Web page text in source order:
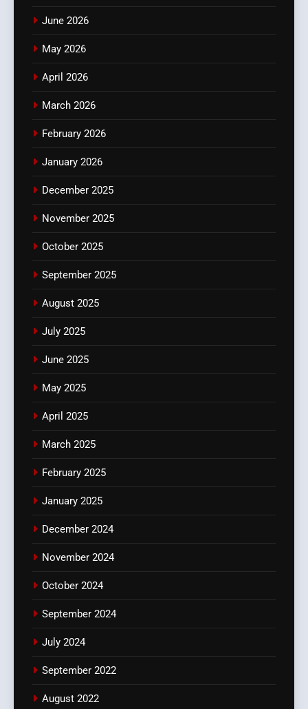
June 2026
May 2026
April 2026
March 2026
February 2026
January 2026
December 2025
November 2025
October 2025
September 2025
August 2025
July 2025
June 2025
May 2025
April 2025
March 2025
February 2025
January 2025
December 2024
November 2024
October 2024
September 2024
July 2024
September 2022
August 2022